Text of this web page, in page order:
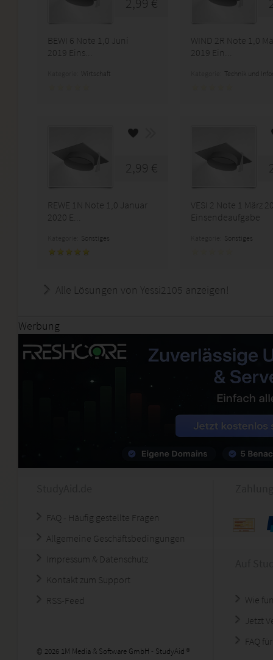
BEWI 6 Note 1,0 Juni
2019 Eins...
Wirtschaft
WIND 2R Note 1,0
2019 Ein...
Technik und
2,99 €
REWE 1N Note 1,0 Januar
2020 E...
Sonstiges
VESI 2 Note 1 März
Einsendeaufgabe
Sonstiges
Alle Lösungen von Yessi2105 anzeigen!
Werbung
FAQ - Häufig gestellte Fragen
Allgemeine Geschäftsbedingungen
Impressum & Datenschutz
Kontakt zum Support
RSS-Feed
© 2026 1M Media & Software GmbH - StudyAid ®
Wie
Jetzt
FAQ